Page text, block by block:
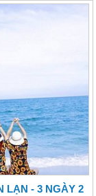
LẠN - 3 NGÀY 2